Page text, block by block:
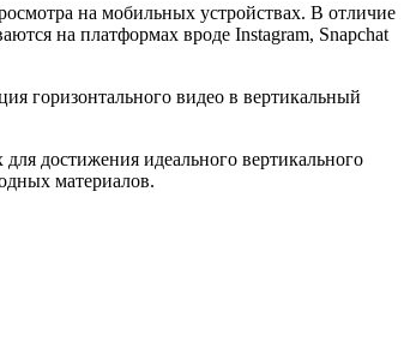
на мобильных устройствах. В отличие
на платформах вроде Instagram, Snapchat
горизонтального видео в вертикальный
достижения идеального вертикального
материалов.